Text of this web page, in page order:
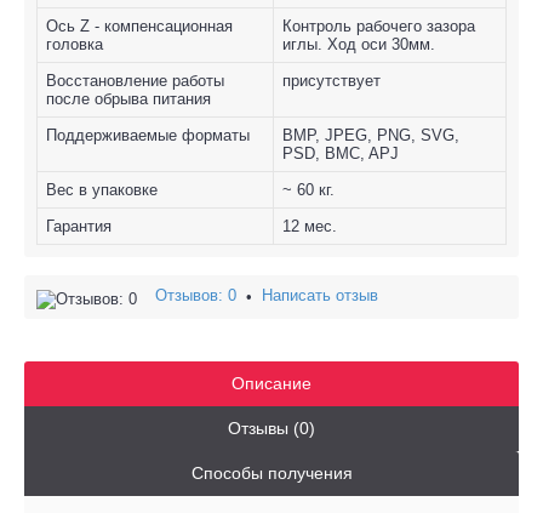
Ось Z - компенсационная
головка
Контроль рабочего зазора
иглы. Ход оси 30мм.
Восстановление работы
после обрыва питания
присутствует
Поддерживаемые форматы
BMP, JPEG, PNG, SVG,
PSD, BMC, APJ
Вес в упаковке
~ 60 кг.
Гарантия
12 мес.
Отзывов: 0 • Написать отзыв
Описание
Отзывы (0)
Способы получения